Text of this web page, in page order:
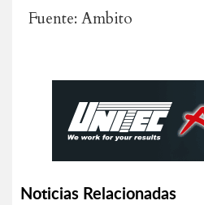
Fuente: Ambito
Noticias Relacionadas